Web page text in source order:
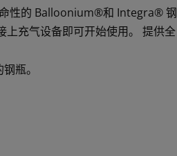
性的 Balloonium®和 Integra® 钢
上充气设备即可开始使用。 提供全
瓶。